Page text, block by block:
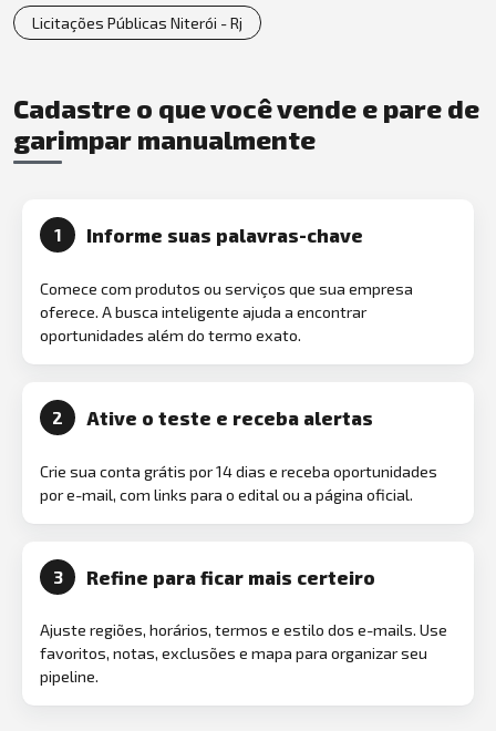
Licitações Públicas Niterói - Rj
Cadastre o que você vende e pare de
garimpar manualmente
1 Informe suas palavras-chave
Comece com produtos ou serviços que sua empresa
oferece. A busca inteligente ajuda a encontrar
oportunidades além do termo exato.
2 Ative o teste e receba alertas
Crie sua conta grátis por 14 dias e receba oportunidades
por e-mail, com links para o edital ou a página oficial.
3 Refine para ficar mais certeiro
Ajuste regiões, horários, termos e estilo dos e-mails. Use
favoritos, notas, exclusões e mapa para organizar seu
pipeline.